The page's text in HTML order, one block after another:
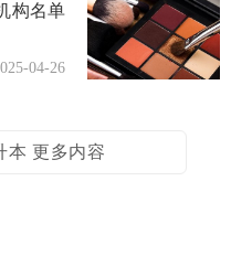
构名单
04-26
本 更多内容